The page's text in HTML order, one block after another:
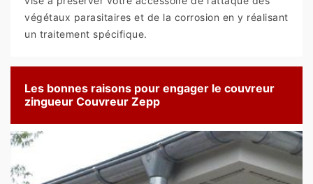
végétaux parasitaires et de la corrosion en y réalisant
un traitement spécifique.
Les bonnes raisons pour engager le couvreur
zingueur Couvreur Zepp